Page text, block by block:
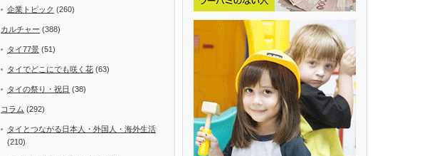
企業トピック (260)
カルチャー (388)
タイ77景 (51)
タイでどこにでも咲く花 (63)
タイの祭り・祝日 (38)
コラム (292)
タイとつながる日本人・外国人・海外生活
(210)